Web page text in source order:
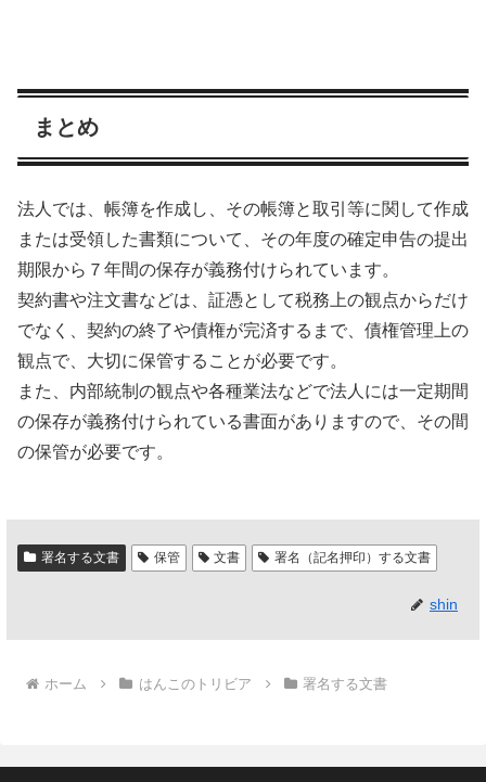
まとめ
法人では、帳簿を作成し、その帳簿と取引等に関して作成
または受領した書類について、その年度の確定申告の提出
期限から７年間の保存が義務付けられています。
契約書や注文書などは、証憑として税務上の観点からだけ
でなく、契約の終了や債権が完済するまで、債権管理上の
観点で、大切に保管することが必要です。
また、内部統制の観点や各種業法などで法人には一定期間
の保存が義務付けられている書面がありますので、その間
の保管が必要です。
署名する文書 保管 文書 署名（記名押印）する文書
shin
ホーム はんこのトリビア 署名する文書